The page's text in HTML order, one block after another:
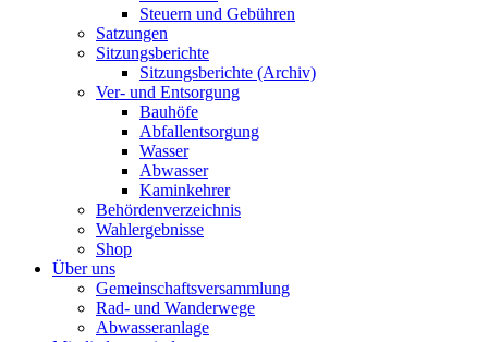
Steuern und Gebühren
Satzungen
Sitzungsberichte
Sitzungsberichte (Archiv)
Ver- und Entsorgung
Bauhöfe
Abfallentsorgung
Wasser
Abwasser
Kaminkehrer
Behördenverzeichnis
Wahlergebnisse
Shop
Über uns
Gemeinschaftsversammlung
Rad- und Wanderwege
Abwasseranlage